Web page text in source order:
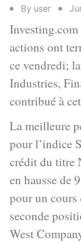
By user
Investing.com
actions ont
ce vendredi;
Industries,
contribué à
La meilleure
pour l’indice
crédit du titre
en hausse de
pour un cours
seconde
West